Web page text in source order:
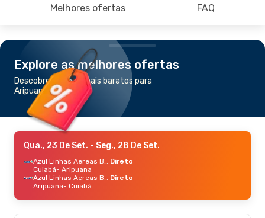
Melhores ofertas FAQ
Explore as melhores ofertas
Descobre os voos mais baratos para
Aripuana
Qua., 23 De Set. - Seg., 28 De Set.
Azul Linhas Aereas Brasileiras Direto
Cuiabá- Aripuana
Azul Linhas Aereas Brasileiras Direto
Aripuana- Cuiabá